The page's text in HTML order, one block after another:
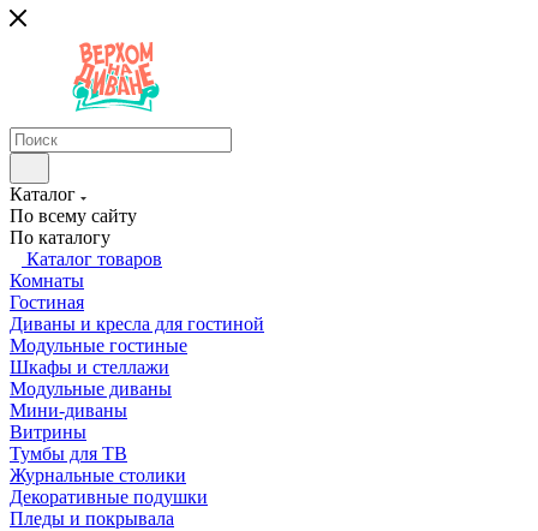
Каталог
По всему сайту
По каталогу
Каталог товаров
Комнаты
Гостиная
Диваны и кресла для гостиной
Модульные гостиные
Шкафы и стеллажи
Модульные диваны
Мини-диваны
Витрины
Тумбы для ТВ
Журнальные столики
Декоративные подушки
Пледы и покрывала